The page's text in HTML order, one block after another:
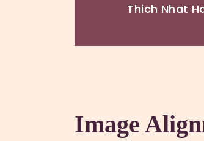
Thich Nhat
Image